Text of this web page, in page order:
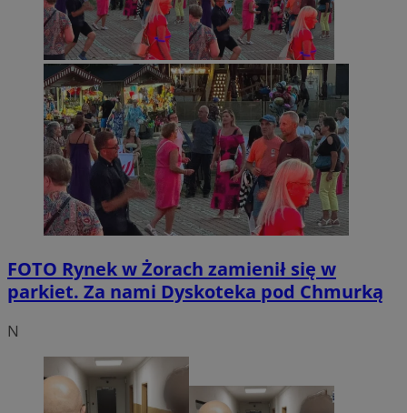
FOTO Rynek w Żorach zamienił się w
parkiet. Za nami Dyskoteka pod Chmurką
N